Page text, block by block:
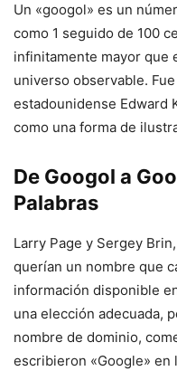
Un «googol» es un
como 1 seguido de 100
infinitamente mayor que
universo observable.
estadounidense Edward
como una forma de
De Googol a
Palabras
Larry Page y Sergey
querían un nombre que
información disponible
una elección adecuada,
nombre de dominio,
escribieron «Google» en